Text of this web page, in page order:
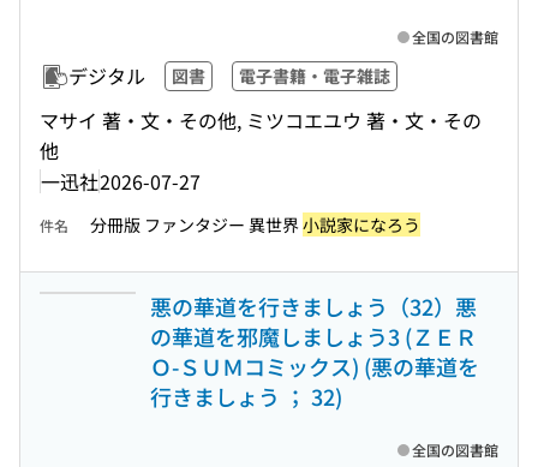
デジタル 図書 電子書籍・電子雑誌
マサイ 著・文・その他, ミツコエユウ 著・文・その
他
一迅社2026-07-27
全国の図書館
件名 分冊版 ファンタジー 異世界小説家になろう
悪の華道を行きましょう（32）悪
の華道を邪魔しましょう3 (ＺＥＲ
Ｏ-ＳＵＭコミックス) (悪の華道を
行きましょう ； 32)
全国の図書館